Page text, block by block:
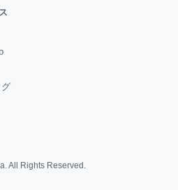
. All Rights Reserved.